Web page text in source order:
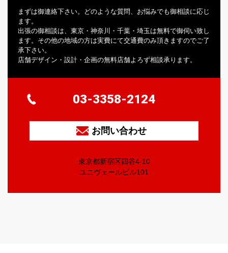
まずは御連絡下さい。どのような質問、お悩みでも御相談に応じ
ます。
出張の御相談は、東京・神奈川・千葉・埼玉は無料で御伺い致し
ます。その他の地域の方は実費にて交通費のみ頂きますのでご了
承下さい。
店舗デザイン・設計・企画の無料店舗よろず相談承ります。
03-3358-2124
お問い合わせ
東京都新宿区四谷4-10
ユニヴェールビル101